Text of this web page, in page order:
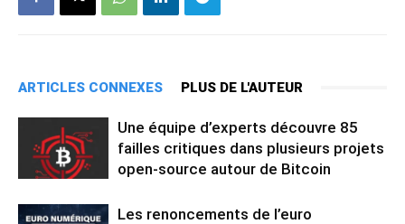
ARTICLES CONNEXES PLUS DE L'AUTEUR
Une équipe d’experts découvre 85
failles critiques dans plusieurs projets
open-source autour de Bitcoin
Les renoncements de l’euro